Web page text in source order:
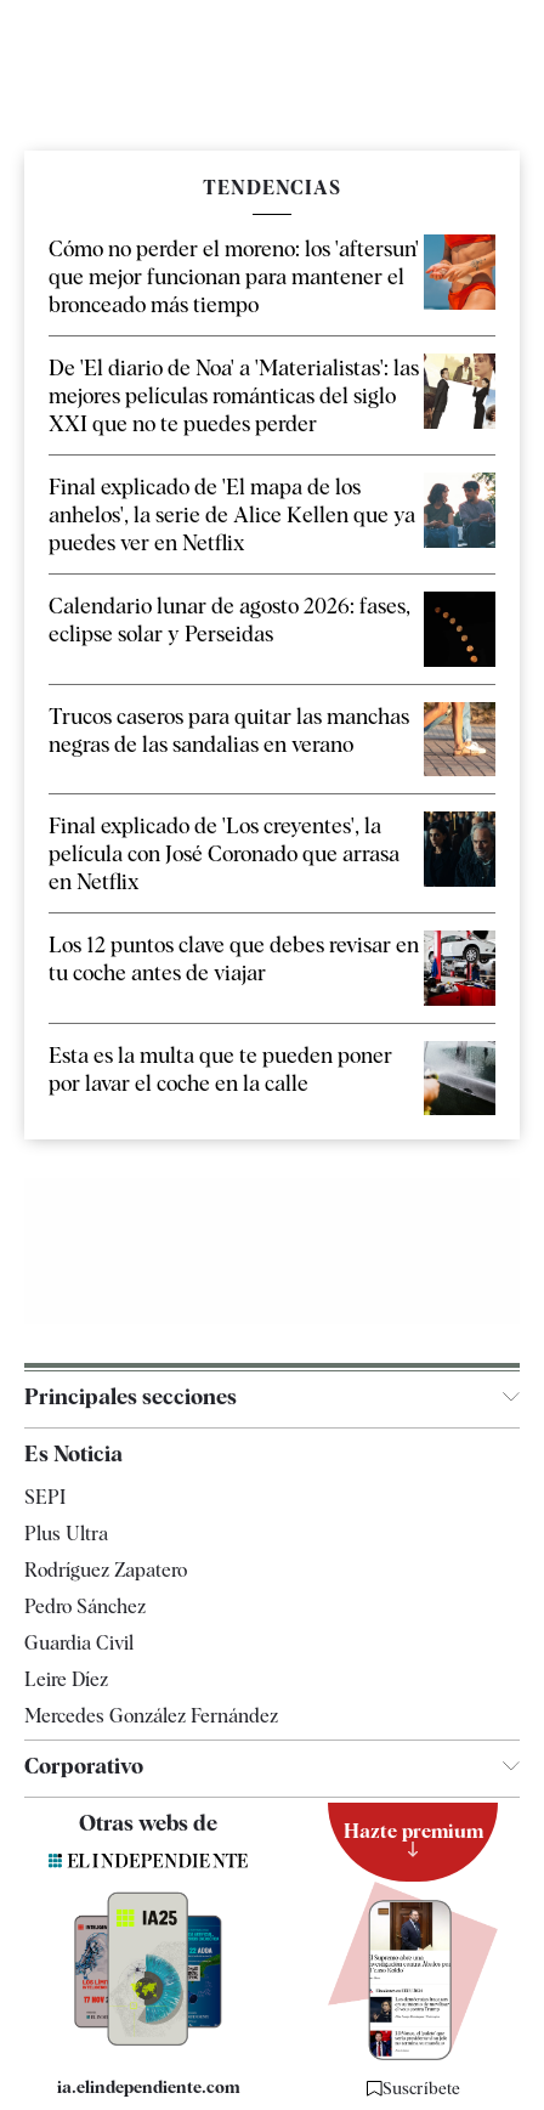
TENDENCIAS
Cómo no perder el moreno: los 'aftersun'
que mejor funcionan para mantener el
bronceado más tiempo
De 'El diario de Noa' a 'Materialistas': las
mejores películas románticas del siglo
XXI que no te puedes perder
Final explicado de 'El mapa de los
anhelos', la serie de Alice Kellen que ya
puedes ver en Netflix
Calendario lunar de agosto 2026: fases,
eclipse solar y Perseidas
Trucos caseros para quitar las manchas
negras de las sandalias en verano
Final explicado de 'Los creyentes', la
película con José Coronado que arrasa
en Netflix
Los 12 puntos clave que debes revisar en
tu coche antes de viajar
Esta es la multa que te pueden poner
por lavar el coche en la calle
Principales secciones
España
Televisión
Es Noticia
SEPI
Plus Ultra
Rodríguez Zapatero
Pedro Sánchez
Guardia Civil
Leire Díez
Mercedes González Fernández
Corporativo
Contacto
Quiénes somos
Especificaciones
Otras webs de
ia.elindependiente.com
Hazte premium
Suscríbete